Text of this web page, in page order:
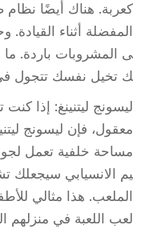
كعربة. هناك أيضًا
المفضلة أثناء
ى المشروبات باردة. ما
ك تخيل نفسك تتجول
ليسونج ليتنينغ: إذا
معقول، فإن ليسونج
مساحة خلفية تعمل
يم الانسيابي سيجعلك
الملعب. هذا مثالي
لعب اللعبة في منزلهم